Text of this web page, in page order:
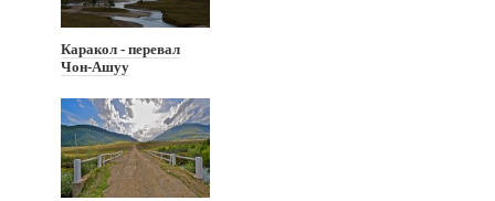
Каракол - перевал
Чон-Ашуу